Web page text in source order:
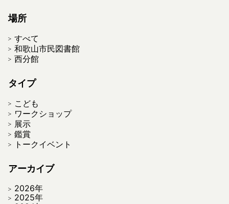
場所
すべて
和歌山市民図書館
西分館
タイプ
こども
ワークショップ
展示
鑑賞
トークイベント
アーカイブ
2026年
2025年